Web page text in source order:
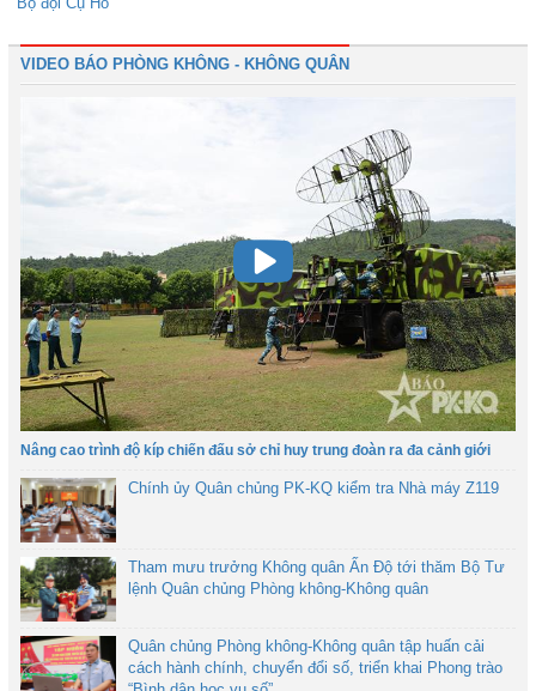
VIDEO BÁO PHÒNG KHÔNG - KHÔNG QUÂN
Nâng cao trình độ kíp chiến đấu sở chỉ huy trung đoàn ra đa cảnh giới
Chính ủy Quân chủng PK-KQ kiểm tra Nhà máy Z119
Tham mưu trưởng Không quân Ấn Độ tới thăm Bộ Tư
lệnh Quân chủng Phòng không-Không quân
Quân chủng Phòng không-Không quân tập huấn cải
cách hành chính, chuyển đổi số, triển khai Phong trào